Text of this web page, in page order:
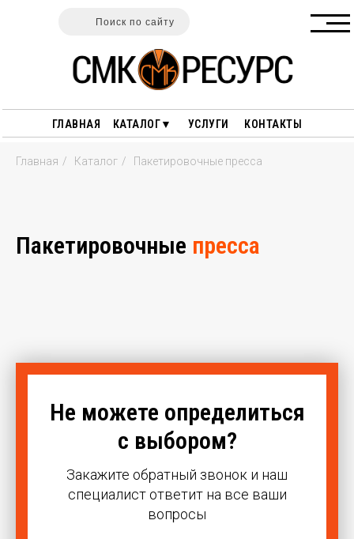
КАТАЛОГ▼
ГЛАВНАЯ УСЛУГИ КОНТАКТЫ
Поиск по сайту
Главная / Каталог / Пакетировочные пресса
Пакетировочные пресса
Не можете определиться
с выбором?
Закажите обратный звонок и наш
специалист ответит на все ваши
вопросы